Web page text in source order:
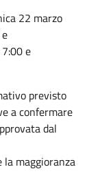
22 marzo
e
previsto
a confermare
dal
la maggioranza